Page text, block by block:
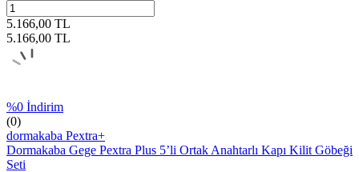
5.166,00 TL
5.166,00 TL
%0 İndirim
(0)
dormakaba Pextra+
Dormakaba Gege Pextra Plus 5’li Ortak Anahtarlı Kapı Kilit Göbeği
Seti